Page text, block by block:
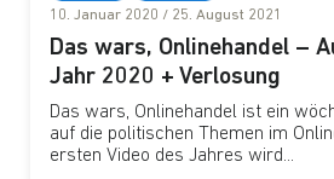
10. Januar 2020 / 25. August 2021
Das wars, Onlinehandel –
Jahr 2020 + Verlosung
Das wars, Onlinehandel ist ein
auf die politischen Themen im
ersten Video des Jahres wird...